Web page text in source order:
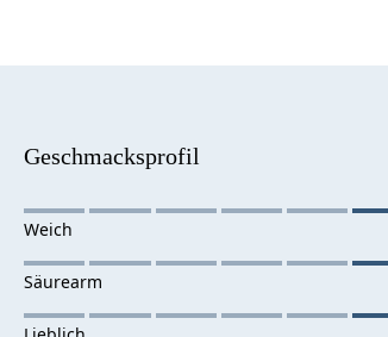
Geschmacksprofil